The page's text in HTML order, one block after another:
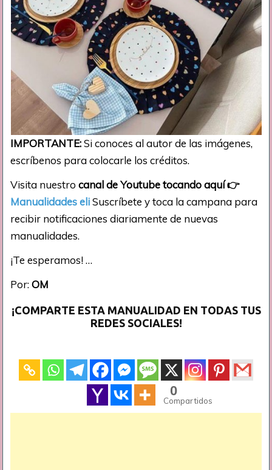
IMPORTANTE:Si conoces al autor de las imágenes,
escríbenos para colocarle los créditos.
Visita nuestrocanal de Youtube tocando aquí👉
Manualidades eliSuscríbete y toca la campana para
recibir notificaciones diariamente de nuevas
manualidades.
¡Te esperamos! …
Por:OM
¡COMPARTE ESTA MANUALIDAD EN TODAS TUS
REDES SOCIALES!
0
Compartidos